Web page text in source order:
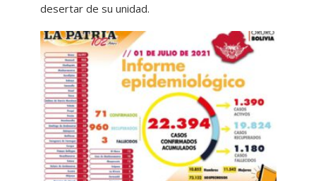
desertar de su unidad.